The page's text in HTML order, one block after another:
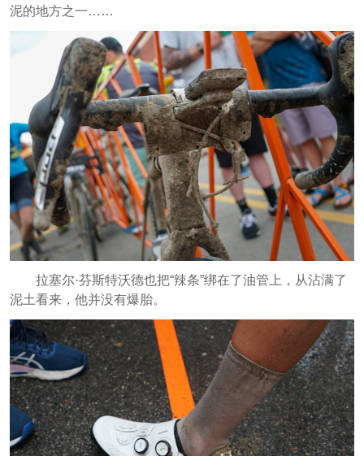
泥的地方之一……
拉塞尔·芬斯特沃德也把“辣条”绑在了油管上，从沾满了
泥土看来，他并没有爆胎。